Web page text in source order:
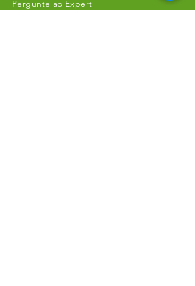
Pergunte ao Expert